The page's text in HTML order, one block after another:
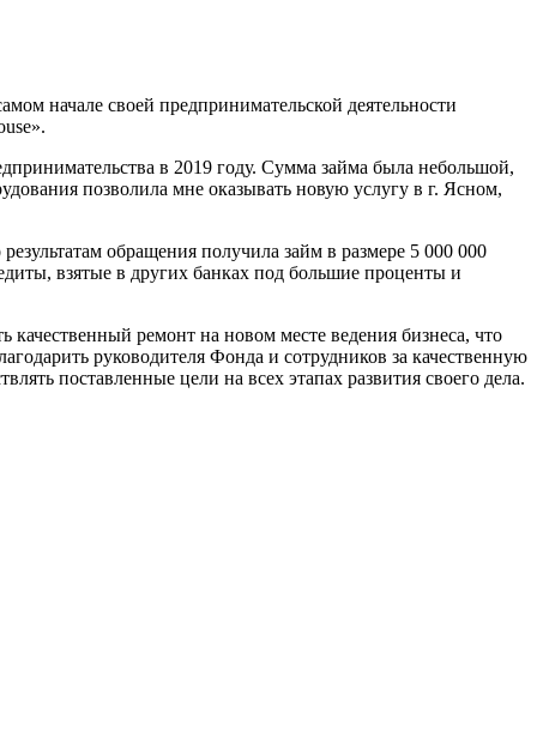
начале своей предпринимательской деятельности
в 2019 году. Сумма займа была небольшой,
позволила мне оказывать новую услугу в г. Ясном,
обращения получила займ в размере 5 000 000
взятые в других банках под большие проценты и
ремонт на новом месте ведения бизнеса, что
руководителя Фонда и сотрудников за качественную
поставленные цели на всех этапах развития своего дела.